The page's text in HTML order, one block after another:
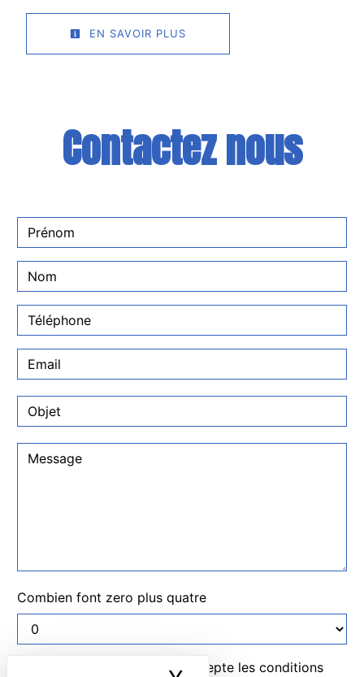
EN SAVOIR PLUS
Contactez nous
Combien font zero plus quatre
En cochant cette case, j'accepte les conditions